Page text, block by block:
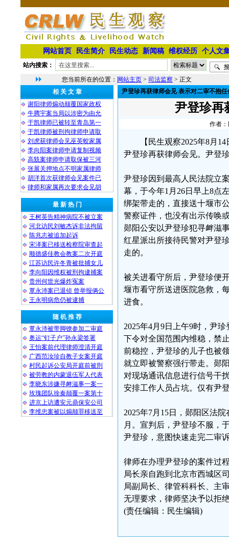
网站首页 民生简介 民生动态 新闻稿 维权经历 个人文
站内搜索：
您当前所在的位置： 网站主页 > 司法监察 > 正文
相 关 文 章
谢阳律师煽动颠覆国家政权
牛腾宇案当局以涉密为由允
于凯律师已被转至青岛第一
于凯律师被刑拘律师申请取
刘虎获律师会见巫英蛟家属
李向阳案律师申请复制视频
高兟案律师申请取保被三河
张展关押地点不明家属律师
胡洋首次获律师会见案件已
律师和家属再次要求会见胡
最 新 热 门
王树英告精神病院不被立案
河北访民刘敏杰诉非法拘留
陈兆志被追加起诉
宋泽案已移送检察院审查起
顺德盛佳教会教案二次开庭
江苏访民许冬青被批捕女儿
李向阳因维权被刑拘逮捕案
贵州何世光爆炸冤案
覃永沛案已退侦 曾举报俩公
王永明病危仍被逮捕
随 机 推 荐
覃永沛被带脚镣参加二审庭
奥运“钉子户”孙永梁签署
王怡案前代理律师澄清开庭
广西范汝珍自教子女案开庭
村民起诉公安局开庭前被刑
被劳教的内蒙退伍军人代表
李晓东涉嫌寻衅滋事一案一
玫瑰团队徐秦颠覆一案第十
进京上访遭安元鼎保安公司
李维忠案被以煽颠罪移送至
尹登珍再获律师会见 表示对二审不抱任
尹登珍再
作者：
【民生观察2025年8月
尹登珍再获律师会见。尹登
尹登珍因到最高人民法院立
幕，于今年1月26日早上8点
绑架带走的，直接送十堰市
警察证件，也没有出示传唤
郧阳公安以尹登珍犯寻衅滋
红星派出所接待民警对尹登
走的。
被关进看守所后，尹登珍便
堰市看守所送进医院急救，
进食。
2025年4月9日上午9时，尹
下令对全国范围内维稳，禁
前稳控，尹登珍的儿子也被
就立即被警察强行带走。郧
对现场通讯信息进行信号干
安排工作人员占坑。仅有尹
2025年7月15日，郧阳区法
月。宣判后，尹登珍不服，
尹登珍，意图快速走完二审
律师在办理尹登珍的案件过
局长亲自跑到北京市西城区
局副局长、律管科科长、主
无理要求，律师坚决予以拒
(责任编辑：民生编辑)